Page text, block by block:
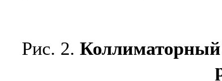
Рис. 2. Коллиматорный